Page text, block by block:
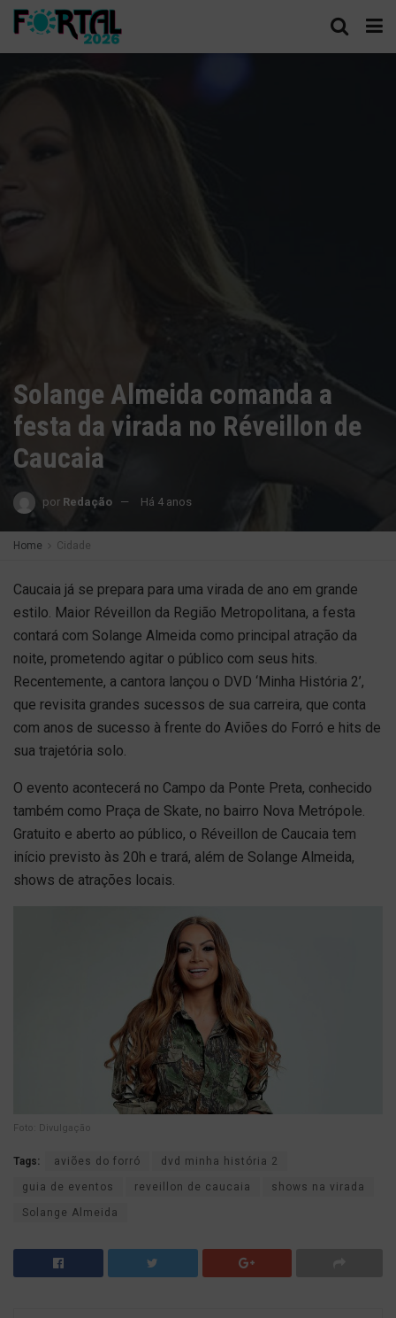
Solange Almeida comanda a
festa da virada no Réveillon de
Caucaia
por Redação Há 4 anos
Home Cidade
Caucaia já se prepara para uma virada de ano em grande
estilo. Maior Réveillon da Região Metropolitana, a festa
contará com Solange Almeida como principal atração da
noite, prometendo agitar o público com seus hits.
Recentemente, a cantora lançou o DVD ‘Minha História 2’,
que revisita grandes sucessos de sua carreira, que conta
com anos de sucesso à frente do Aviões do Forró e hits de
sua trajetória solo.
O evento acontecerá no Campo da Ponte Preta, conhecido
também como Praça de Skate, no bairro Nova Metrópole.
Gratuito e aberto ao público, o Réveillon de Caucaia tem
início previsto às 20h e trará, além de Solange Almeida,
shows de atrações locais.
Foto: Divulgação
Tags: aviões do forró dvd minha história 2
guia de eventos reveillon de caucaia shows na virada
Solange Almeida